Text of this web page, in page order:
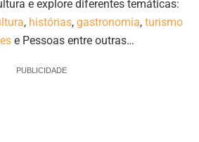
e explore diferentes temáticas:
, histórias, gastronomia, turismo
e Pessoas entre outras…
PUBLICIDADE